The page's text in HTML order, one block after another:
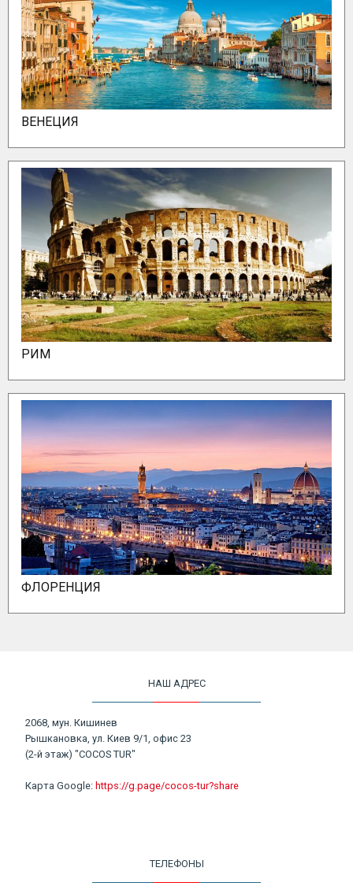
ВЕНЕЦИЯ
РИМ
ФЛОРЕНЦИЯ
НАШ АДРЕС
2068, мун. Кишинев
Рышкановка, ул. Киев 9/1, офис 23
(2-й этаж) "COCOS TUR"
Карта Google: https://g.page/cocos-tur?share
ТЕЛЕФОНЫ